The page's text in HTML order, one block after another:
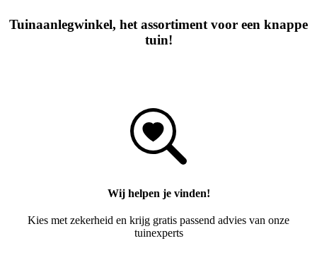
Tuinaanlegwinkel, het assortiment voor een knappe
tuin!
Wij helpen je vinden!
Kies met zekerheid en krijg gratis passend advies van onze
tuinexperts